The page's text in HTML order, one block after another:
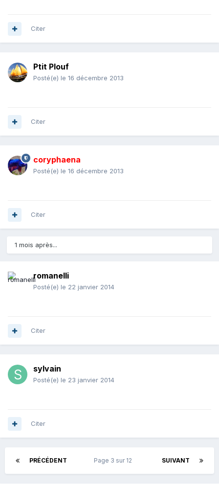
Citer
Ptit Plouf
Posté(e) le 16 décembre 2013
Citer
coryphaena
Posté(e) le 16 décembre 2013
Citer
1 mois après...
romanelli
Posté(e) le 22 janvier 2014
Citer
sylvain
Posté(e) le 23 janvier 2014
Citer
PRÉCÉDENT SUIVANT
Page 3 sur 12